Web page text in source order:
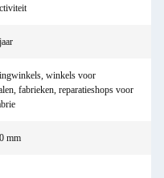
winkels voor
fabrieken, reparatieshops voor
mm